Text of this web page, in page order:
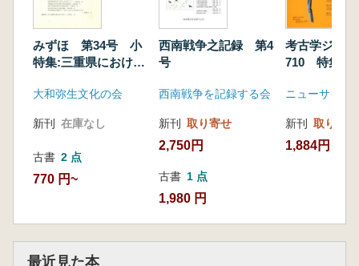
みずほ 第34号 小
特集:三重県における
大和弥生文化の会
新刊 在庫なし
古書 2 点
770 円~
西南戦争之記録 第4
号
西南戦争を記録する会
新刊 取り寄せ
2,750円
古書 1 点
1,980 円
考古学ジャ
710 特集
ニューサイエ
新刊 取り寄せ
1,884円
最近見た本